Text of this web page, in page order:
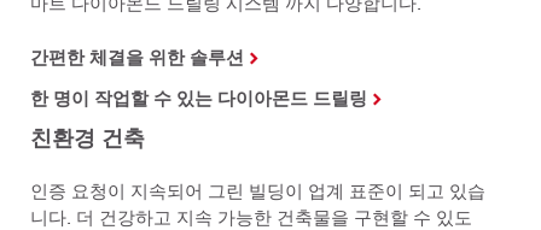
간편한 체결을 위한 솔루션
한 명이 작업할 수 있는 다이아몬드 드릴링
친환경 건축
인증 요청이 지속되어 그린 빌딩이 업계 표준이 되고 있습
니다. 더 건강하고 지속 가능한 건축물을 구현할 수 있도